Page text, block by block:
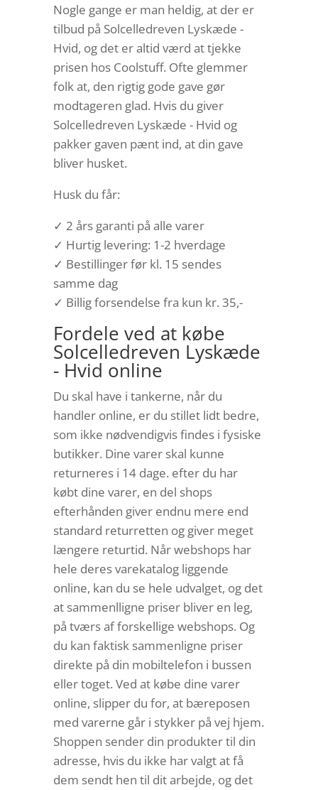
Nogle gange er man heldig, at der er
tilbud på Solcelledreven Lyskæde -
Hvid, og det er altid værd at tjekke
prisen hos Coolstuff. Ofte glemmer
folk at, den rigtig gode gave gør
modtageren glad. Hvis du giver
Solcelledreven Lyskæde - Hvid og
pakker gaven pænt ind, at din gave
bliver husket.
Husk du får:
✓ 2 års garanti på alle varer
✓ Hurtig levering: 1-2 hverdage
✓ Bestillinger før kl. 15 sendes
samme dag
✓ Billig forsendelse fra kun kr. 35,-
Fordele ved at købe
Solcelledreven Lyskæde
- Hvid online
Du skal have i tankerne, når du
handler online, er du stillet lidt bedre,
som ikke nødvendigvis findes i fysiske
butikker. Dine varer skal kunne
returneres i 14 dage. efter du har
købt dine varer, en del shops
efterhånden giver endnu mere end
standard returretten og giver meget
længere returtid. Når webshops har
hele deres varekatalog liggende
online, kan du se hele udvalget, og det
at sammenlligne priser bliver en leg,
på tværs af forskellige webshops. Og
du kan faktisk sammenligne priser
direkte på din mobiltelefon i bussen
eller toget. Ved at købe dine varer
online, slipper du for, at bæreposen
med varerne går i stykker på vej hjem.
Shoppen sender din produkter til din
adresse, hvis du ikke har valgt at få
dem sendt hen til dit arbejde, og det